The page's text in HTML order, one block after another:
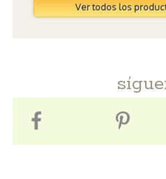
Ver todos los